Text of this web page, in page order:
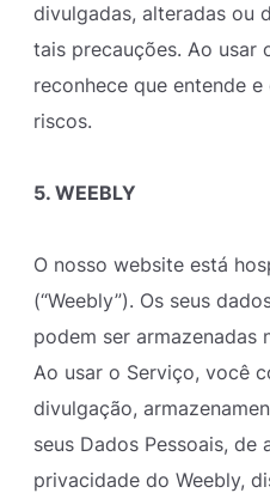
divulgadas, alteradas ou
tais precauções. Ao usar
reconhece que entende
riscos.
5. WEEBLY
O nosso website está
(“Weebly”). Os seus
podem ser armazenadas
Ao usar o Serviço, você
divulgação,
seus Dados Pessoais,
privacidade do Weebly,